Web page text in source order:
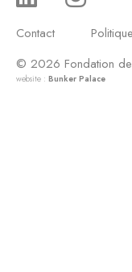
Contact
© 2026 Fondation de
website : Bunker Palace